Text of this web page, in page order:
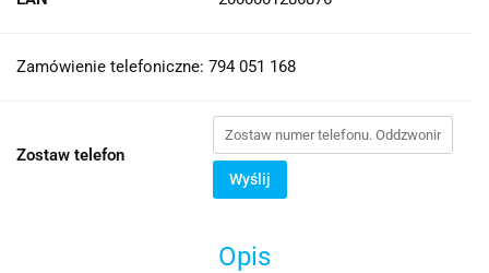
Zamówienie telefoniczne: 794 051 168
Zostaw telefon
Wyślij
Opis